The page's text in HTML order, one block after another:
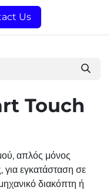
Us
Touch
απλός μόνος
εγκατάσταση σε
διακόπτη ή